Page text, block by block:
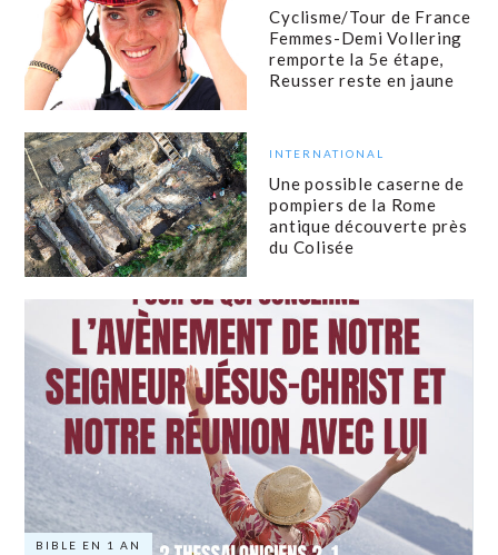
Cyclisme/Tour de France
Femmes-Demi Vollering
remporte la 5e étape,
Reusser reste en jaune
INTERNATIONAL
Une possible caserne de
pompiers de la Rome
antique découverte près
du Colisée
BIBLE EN 1 AN